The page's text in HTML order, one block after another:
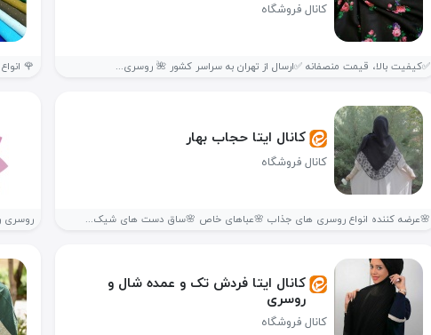
کانال فروشگاه
✅کیفیت بالا، قیمت منصفانه ✅ارسال از تهران به سراسر کشور 🌺 روسری... 🌹
کانال ایتا حجاب بهار
کانال فروشگاه
🌸عرضه کننده انواع روسری های جذاب 🌸عباهای خاص 🌸ساق دست های شیک... روسری
کانال ایتا فردش تک و عمده شال و
روسری
کانال فروشگاه